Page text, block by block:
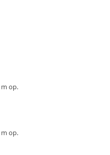
m op.
m op.